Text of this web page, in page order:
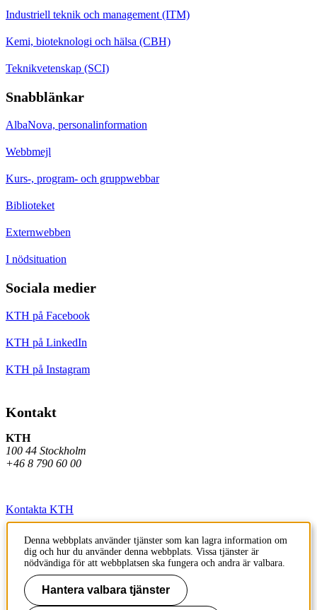
Industriell teknik och management (ITM)
Kemi, bioteknologi och hälsa (CBH)
Teknikvetenskap (SCI)
Snabblänkar
AlbaNova, personalinformation
Webbmejl
Kurs-, program- och gruppwebbar
Biblioteket
Externwebben
I nödsituation
Sociala medier
KTH på Facebook
KTH på LinkedIn
KTH på Instagram
Kontakt
KTH
100 44 Stockholm
+46 8 790 60 00
Kontakta KTH
Jobba på KTH
Press och media
Faktura och betalning KTH
Denna webbplats använder tjänster som kan lagra information om
dig och hur du använder denna webbplats. Vissa tjänster är
nödvändiga för att webbplatsen ska fungera och andra är valbara.
Hantera valbara tjänster